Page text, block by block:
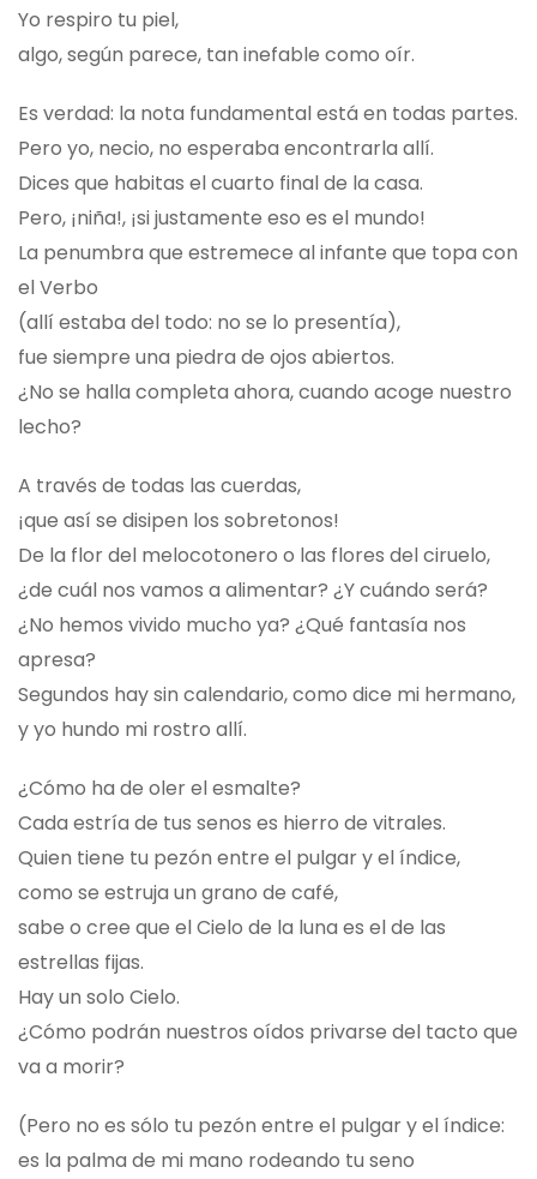
Yo respiro tu piel,
algo, según parece, tan inefable como oír.
Es verdad: la nota fundamental está en todas partes.
Pero yo, necio, no esperaba encontrarla allí.
Dices que habitas el cuarto final de la casa.
Pero, ¡niña!, ¡si justamente eso es el mundo!
La penumbra que estremece al infante que topa con
el Verbo
(allí estaba del todo: no se lo presentía),
fue siempre una piedra de ojos abiertos.
¿No se halla completa ahora, cuando acoge nuestro
lecho?
A través de todas las cuerdas,
¡que así se disipen los sobretonos!
De la flor del melocotonero o las flores del ciruelo,
¿de cuál nos vamos a alimentar? ¿Y cuándo será?
¿No hemos vivido mucho ya? ¿Qué fantasía nos
apresa?
Segundos hay sin calendario, como dice mi hermano,
y yo hundo mi rostro allí.
¿Cómo ha de oler el esmalte?
Cada estría de tus senos es hierro de vitrales.
Quien tiene tu pezón entre el pulgar y el índice,
como se estruja un grano de café,
sabe o cree que el Cielo de la luna es el de las
estrellas fijas.
Hay un solo Cielo.
¿Cómo podrán nuestros oídos privarse del tacto que
va a morir?
(Pero no es sólo tu pezón entre el pulgar y el índice:
es la palma de mi mano rodeando tu seno